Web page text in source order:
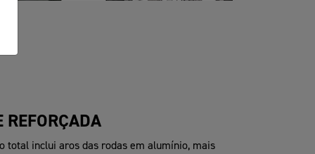
total inclui aros das rodas em alumínio, mais